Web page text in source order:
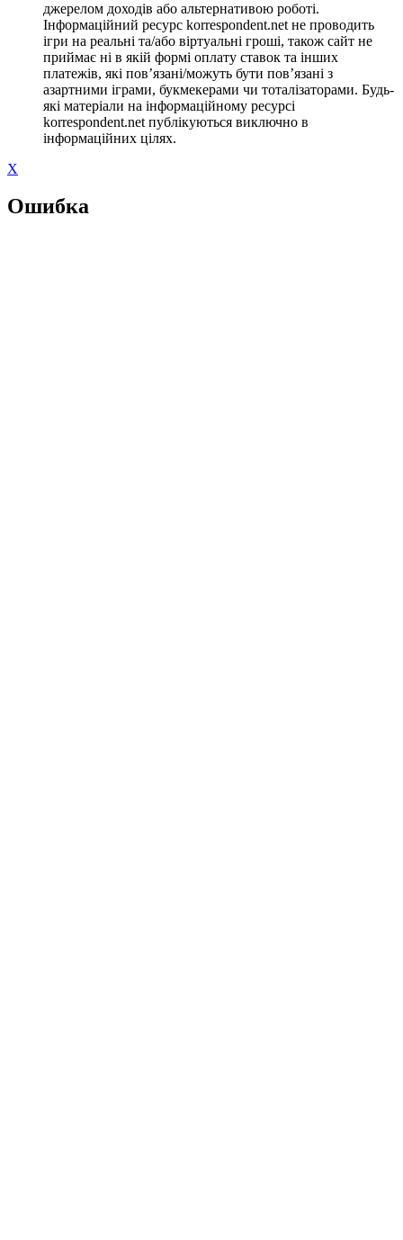
джерелом доходів або альтернативою роботі.
Інформаційний ресурс korrespondent.net не проводить
ігри на реальні та/або віртуальні гроші, також сайт не
приймає ні в якій формі оплату ставок та інших
платежів, які пов’язані/можуть бути пов’язані з
азартними іграми, букмекерами чи тоталізаторами. Будь-
які матеріали на інформаційному ресурсі
korrespondent.net публікуються виключно в
інформаційних цілях.
X
Ошибка